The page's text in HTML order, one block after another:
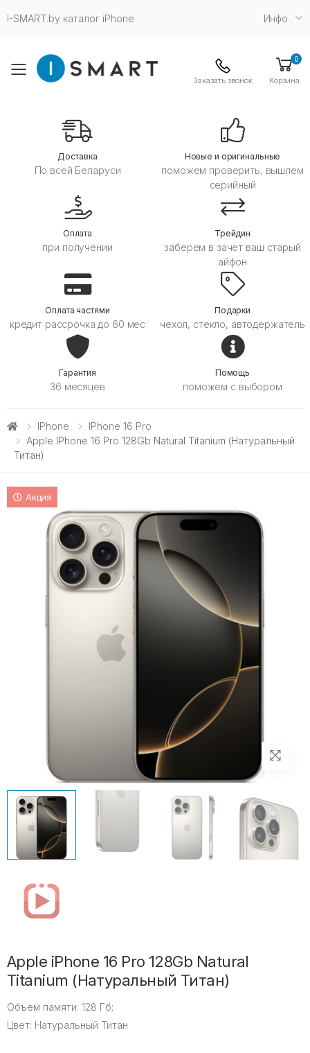
I-SMART.by каталог iPhone Инфо
Toggle mobile menuЗаказать звонок
0
Корзина
Дoставка
По всей Беларуси
Новые и оригинальные
поможем проверить, вышлем
серийный
Оплата
при получении
Трейдин
заберем в зачет ваш старый
айфон
Оплата частями
кредит рассрочка до 60 мес
Подарки
чехол, стекло, автодержатель
Гарантия
36 месяцев
Помощь
поможем с выбором
IPhone
IPhone 16 Pro
Apple IPhone 16 Pro 128Gb Natural Titanium (Натуральный
Титан)
Акция
Apple iPhone 16 Pro 128Gb Natural
Titanium (Натуральный Титан)
Объем памяти: 128 Гб;
Цвет: Натуральный Титан